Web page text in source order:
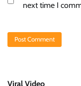
next time I
Viral Video